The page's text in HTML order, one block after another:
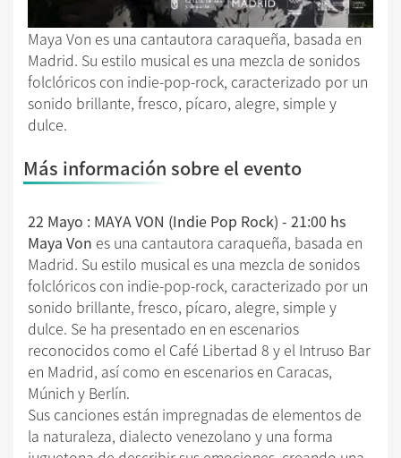
Maya Von es una cantautora caraqueña, basada en
Madrid. Su estilo musical es una mezcla de sonidos
folclóricos con indie-pop-rock, caracterizado por un
sonido brillante, fresco, pícaro, alegre, simple y
dulce.
Más información sobre el evento
22 Mayo : MAYA VON (Indie Pop Rock) - 21:00 hs
Maya Von es una cantautora caraqueña, basada en
Madrid. Su estilo musical es una mezcla de sonidos
folclóricos con indie-pop-rock, caracterizado por un
sonido brillante, fresco, pícaro, alegre, simple y
dulce. Se ha presentado en en escenarios
reconocidos como el Café Libertad 8 y el Intruso Bar
en Madrid, así como en escenarios en Caracas,
Múnich y Berlín.
Sus canciones están impregnadas de elementos de
la naturaleza, dialecto venezolano y una forma